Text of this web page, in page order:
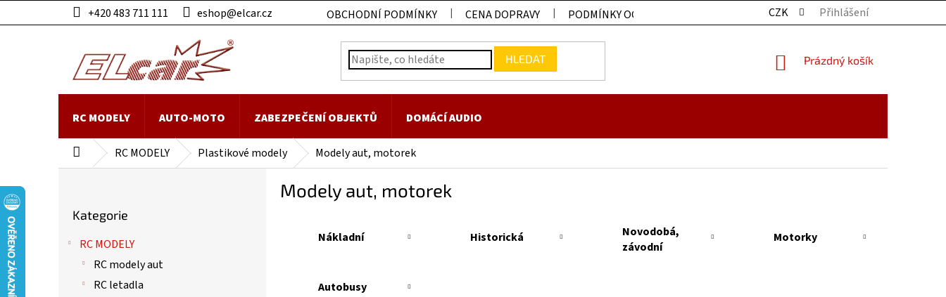
na
+420 483 711 111 eshop@elcar.cz OBCHODNÍ PODMÍNKY CENA DOPRAVY PODMÍNKY OCHRANY OSOBNÍCH ÚDAJŮ KONTAKTY
CZK Přihlášení
HLEDAT
NÁKUPNÍ
Prázdný košík
RC MODELY AUTO-MOTO ZABEZPEČENÍ OBJEKTŮ DOMÁCÍ AUDIO
Domů RC MODELY Plastikové modely Modely aut, motorek
kategorie
Kategorie
RC MODELY
RC modely aut
RC letadla
Modely aut, motorek
Nákladní Historická
Novodobá,
závodní
Motorky
Autobusy